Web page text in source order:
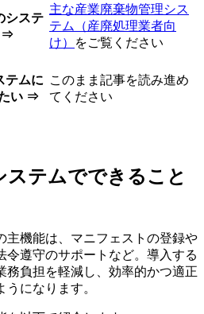
システ
⇒
主な産業廃棄物管理シス
テム（産廃処理業者向
け）
をご覧ください
テムに
い ⇒
このまま記事を読み進め
てください
ステムでできること
主機能は、マニフェストの登録や
令遵守のサポートなど。導入する
務負担を軽減し、効率的かつ適正
になります。